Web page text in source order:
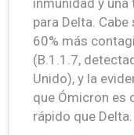
para Delta.
60% más
(B.1.1.7,
Unido), y la
que Ómicron es
rápido que Delta.